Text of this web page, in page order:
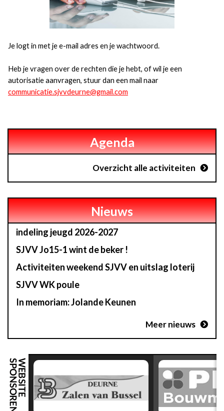
Je logt in met je e-mail adres en je wachtwoord.
Heb je vragen over de rechten die je hebt, of wil je een
autorisatie aanvragen, stuur dan een mail naar
communicatie.sjvvdeurne@gmail.com
Agenda
Overzicht alle activiteiten
Nieuws
indeling jeugd 2026-2027
SJVV Jo15-1 wint de beker !
Activiteiten weekend SJVV en uitslag loterij
SJVV WK poule
In memoriam: Jolande Keunen
Meer nieuws